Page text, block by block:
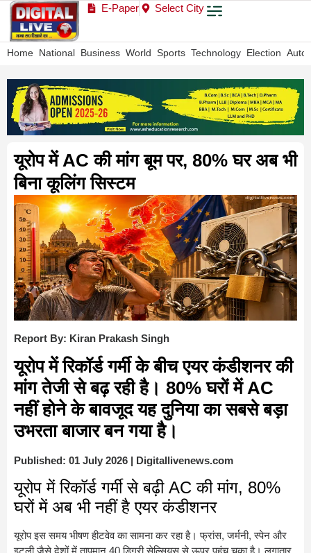
E-Paper Select City
Home National Business World Sports Technology Election Auto
यूरोप में AC की मांग बूम पर, 80% घर अब भी
बिना कूलिंग सिस्टम
Report By: Kiran Prakash Singh
यूरोप में रिकॉर्ड गर्मी के बीच एयर कंडीशनर की
मांग तेजी से बढ़ रही है। 80% घरों में AC
नहीं होने के बावजूद यह दुनिया का सबसे बड़ा
उभरता बाजार बन गया है।
Published: 01 July 2026 | Digitallivenews.com
यूरोप में रिकॉर्ड गर्मी से बढ़ी AC की मांग, 80%
घरों में अब भी नहीं है एयर कंडीशनर
यूरोप इस समय भीषण हीटवेव का सामना कर रहा है। फ्रांस, जर्मनी, स्पेन और